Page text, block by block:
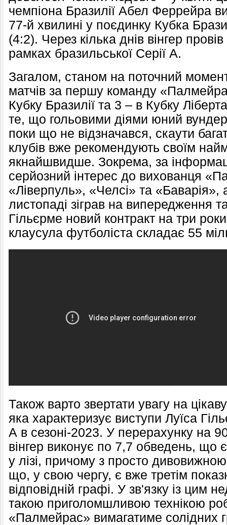
чемпіона Бразилії Абел Феррейра
77-й хвилині у поєдинку Кубка
(4:2). Через кілька днів вінгер
рамках бразильської Серії А.
Загалом, станом на поточний
матчів за першу команду
Кубку Бразилії та 3 – в Кубку
те, що гольовими діями юний
поки що не відзначався, скаути
клубів вже рекомендують своїм
якнайшвидше. Зокрема, за
серйозний інтерес до вихованця
«Ліверпуль», «Челсі» та
листопаді зіграв на випередження
Гільєрме новий контракт на три
клаусула футболіста складає 55
Також варто звертати увагу на
яка характеризує виступи Луїса
А в сезоні-2023. У перерахунку на
вінгер виконує по 7,7 обведень, що
у лізі, причому з просто
що, у свою чергу, є вже третім
відповідній графі. У зв'язку із цим
такою приголомшливою технікою
«Палмейрас» вимагатиме солідних